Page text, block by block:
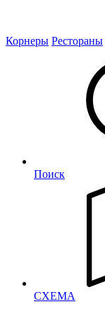
Корнеры Рестораны
Поиск
СХЕМА